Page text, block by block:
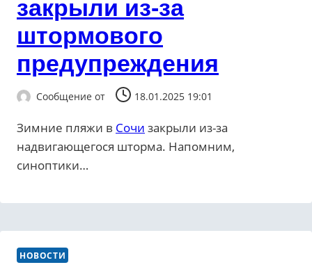
закрыли из-за
штормового
предупреждения
Сообщение от 18.01.2025 19:01
Зимние пляжи в Сочи закрыли из-за
надвигающегося шторма. Напомним,
синоптики…
НОВОСТИ